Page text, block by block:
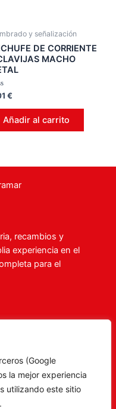
(Google
la mejor experiencia
utilizando este sitio
y señalización
DE CORRIENTE
MACHO
€
Añadir al carrito
recambios y
experiencia en el
para el